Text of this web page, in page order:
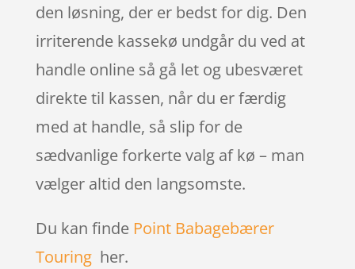
den løsning, der er bedst for dig. Den
irriterende kassekø undgår du ved at
handle online så gå let og ubesværet
direkte til kassen, når du er færdig
med at handle, så slip for de
sædvanlige forkerte valg af kø – man
vælger altid den langsomste.
Du kan finde Point Babagebærer
Touringher.